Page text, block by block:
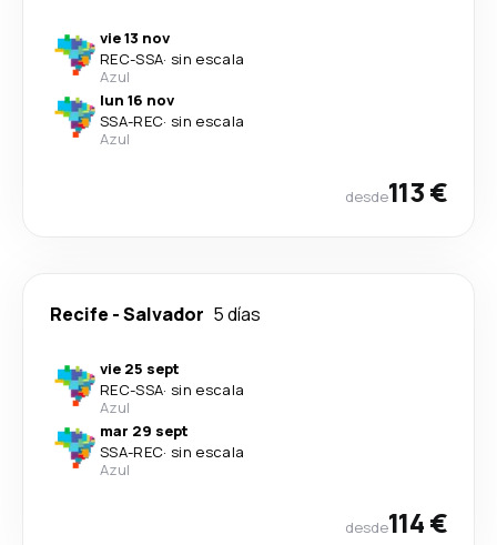
vie 13 nov
REC-SSA· sin escala
Azul
lun 16 nov
SSA-REC· sin escala
Azul
desde113 €
Recife -Salvador 5 días
vie 25 sept
REC-SSA· sin escala
Azul
mar 29 sept
SSA-REC· sin escala
Azul
desde114 €